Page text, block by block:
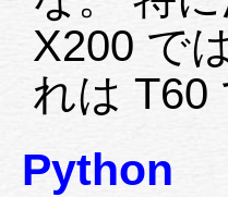
X200 で
れは T60
Python